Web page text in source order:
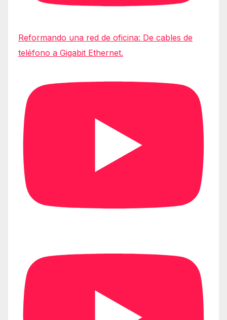
Reformando una red de oficina: De cables de
teléfono a Gigabit Ethernet.